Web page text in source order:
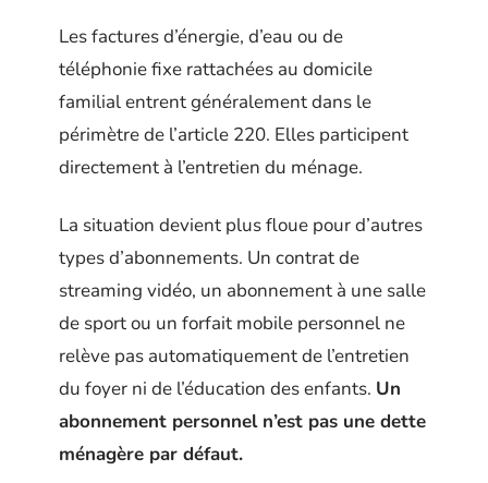
Les factures d’énergie, d’eau ou de
téléphonie fixe rattachées au domicile
familial entrent généralement dans le
périmètre de l’article 220. Elles participent
directement à l’entretien du ménage.
La situation devient plus floue pour d’autres
types d’abonnements. Un contrat de
streaming vidéo, un abonnement à une salle
de sport ou un forfait mobile personnel ne
relève pas automatiquement de l’entretien
du foyer ni de l’éducation des enfants. Un
abonnement personnel n’est pas une dette
ménagère par défaut.